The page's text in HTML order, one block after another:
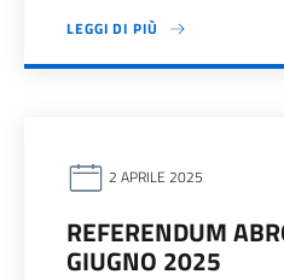
LEGGI DI PIÙ
2 APRILE 2025
REFERENDUM
GIUGNO 2025